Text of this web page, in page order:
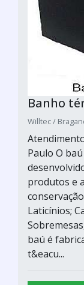
Banho
Willtec /
Paulo O
produtos e
Laticínios;
baú é
t&eacu...